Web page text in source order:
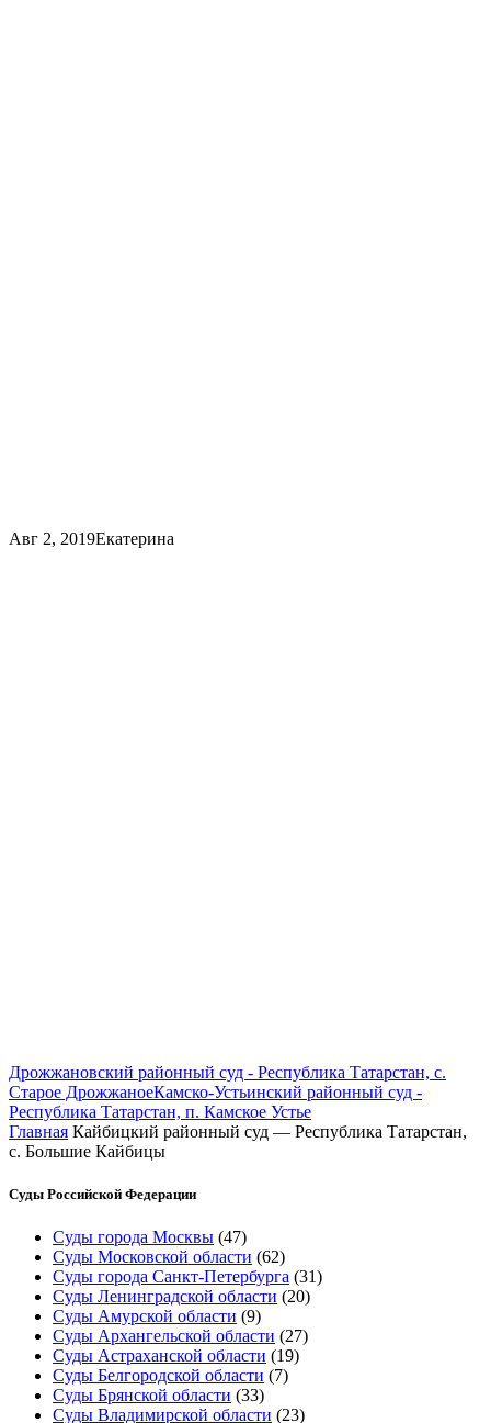
Авг 2, 2019Екатерина
Дрожжановский районный суд - Республика Татарстан, с.
Старое ДрожжаноеКамско-Устьинский районный суд -
Республика Татарстан, п. Камское Устье
Главная Кайбицкий районный суд — Республика Татарстан,
с. Большие Кайбицы
Суды Российской Федерации
Суды города Москвы (47)
Суды Московской области (62)
Суды города Санкт-Петербурга (31)
Суды Ленинградской области (20)
Суды Амурской области (9)
Суды Архангельской области (27)
Суды Астраханской области (19)
Суды Белгородской области (7)
Суды Брянской области (33)
Суды Владимирской области (23)